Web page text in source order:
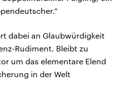
dabei an Glaubwürdigkeit
Rudiment. Bleibt zu
um das elementare Elend
in der Welt